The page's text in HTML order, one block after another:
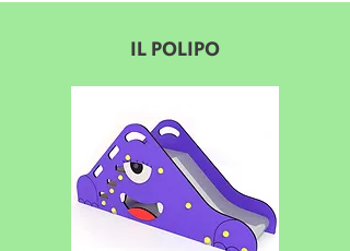
IL POLIPO